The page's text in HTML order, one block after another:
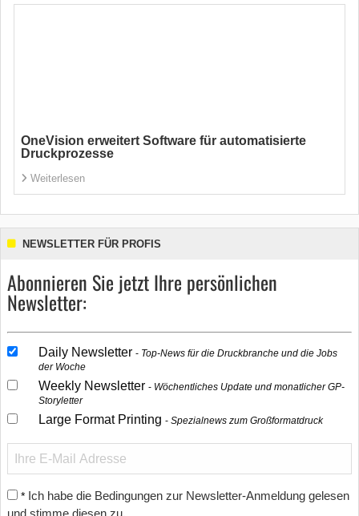
OneVision erweitert Software für automatisierte
Druckprozesse
Weiterlesen
NEWSLETTER FÜR PROFIS
Abonnieren Sie jetzt Ihre persönlichen
Newsletter:
Daily Newsletter
Top-News für die Druckbranche und die Jobs
der Woche
Weekly Newsletter
Wöchentliches Update und monatlicher GP-
Storyletter
Large Format Printing Spezialnews zum Großformatdruck
* Ich habe die Bedingungen zur Newsletter-Anmeldung gelesen
und stimme diesen zu.